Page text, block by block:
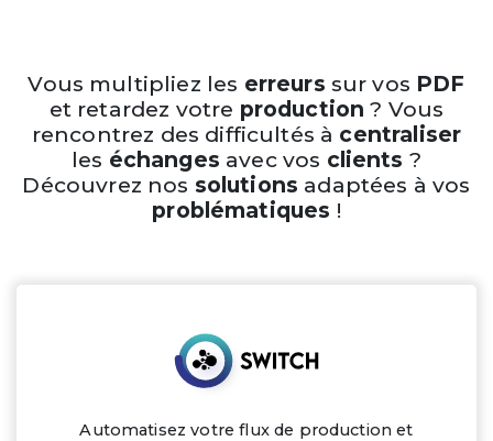
Vous multipliez les erreurs sur vos PDF
et retardez votre production ? Vous
rencontrez des difficultés à centraliser
les échanges avec vos clients ?
Découvrez nos solutions adaptées à vos
problématiques !
Automatisez votre flux de production et